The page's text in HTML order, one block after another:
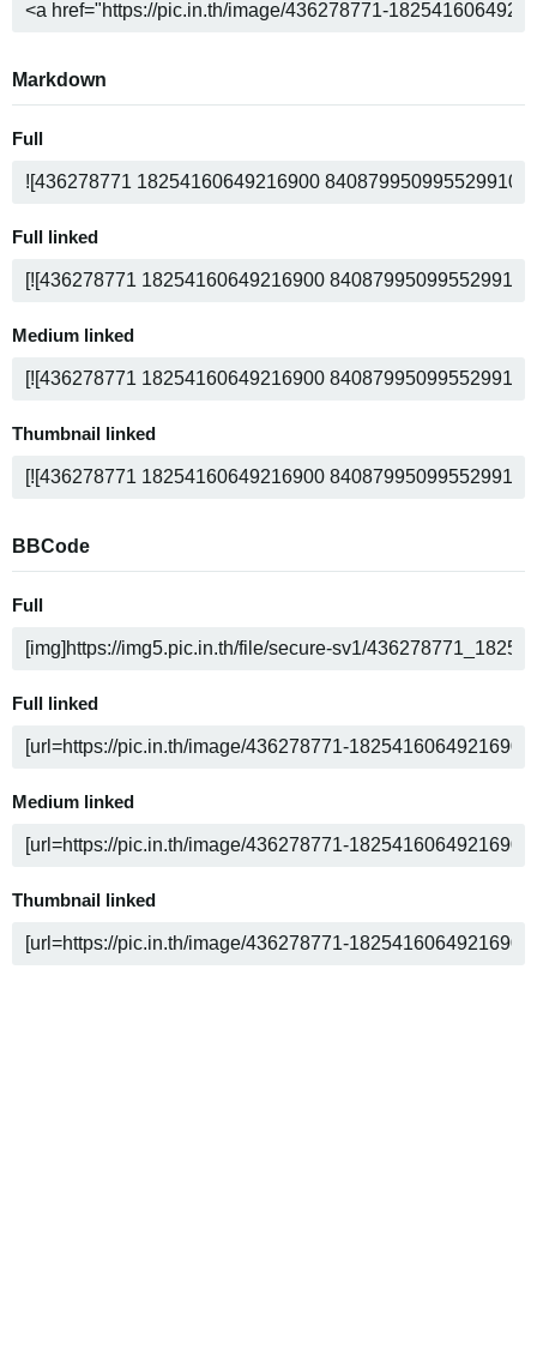
Markdown
Full
Full linked
Medium linked
Thumbnail linked
BBCode
Full
Full linked
Medium linked
Thumbnail linked